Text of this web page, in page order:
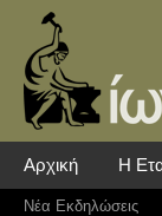
Αρχική Η
Νέα Eκδηλώσεις